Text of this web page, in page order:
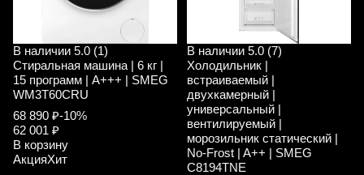
В наличии 5.0 (1)
Стиральная машина | 6 кг |
15 программ | A+++ | SMEG
WM3T60CRU
68 890 ₽-10%
62 001 ₽
В корзину
АкцияХит
В наличии 5.0 (7)
Холодильник |
встраиваемый |
двухкамерный |
универсальный |
вентилируемый |
морозильник статический |
No-Frost | A++ | SMEG
C8194TNE